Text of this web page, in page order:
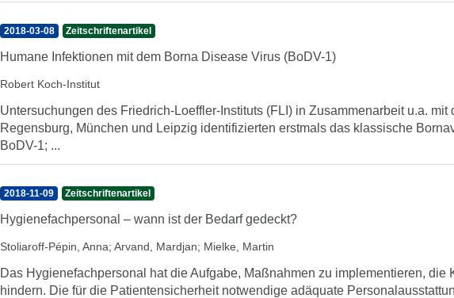
2018-03-08 Zeitschriftenartikel
Humane Infektionen mit dem Borna Disease Virus (BoDV-1)
Robert Koch-Institut
Untersuchungen des Friedrich-Loeffler-Instituts (FLI) in Zusammenarbeit u.a.
Regensburg, München und Leipzig identifizierten erstmals das klassische
BoDV-1; ...
2018-11-09 Zeitschriftenartikel
Hygienefachpersonal – wann ist der Bedarf gedeckt?
Stoliaroff-Pépin, Anna; Arvand, Mardjan; Mielke, Martin
Das Hygiene­fach­per­so­nal hat die Auf­gabe, Maß­nahmen zu im­ple­men­tieren,
hindern. Die für die Patienten­sicherheit not­wendige adäquate